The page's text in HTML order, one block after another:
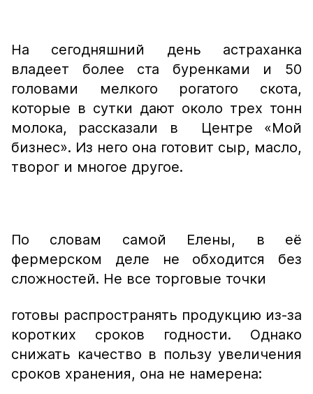
На сегодняшний день астраханка
владеет более ста буренками и 50
головами мелкого рогатого скота,
которые в сутки дают около трех тонн
молока, рассказали в Центре «Мой
бизнес». Из него она готовит сыр, масло,
творог и многое другое.
По словам самой Елены, в её
фермерском деле не обходится без
сложностей. Не все торговые точки
готовы распространять продукцию из-за
коротких сроков годности. Однако
снижать качество в пользу увеличения
сроков хранения, она не намерена: